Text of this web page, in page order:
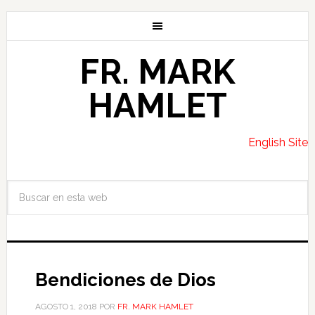
FR. MARK
HAMLET
English Site
Bendiciones de Dios
AGOSTO 1, 2018 POR FR. MARK HAMLET